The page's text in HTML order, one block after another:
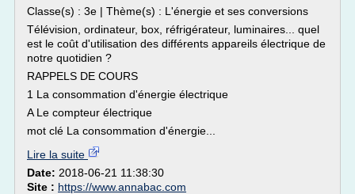
Classe(s) : 3e | Thème(s) : L'énergie et ses conversions
Télévision, ordinateur, box, réfrigérateur, luminaires... quel
est le coût d'utilisation des différents appareils électrique de
notre quotidien ?
RAPPELS DE COURS
1 La consommation d'énergie électrique
A Le compteur électrique
mot clé La consommation d'énergie...
Lire la suite
Date: 2018-06-21 11:38:30
Site : https://www.annabac.com